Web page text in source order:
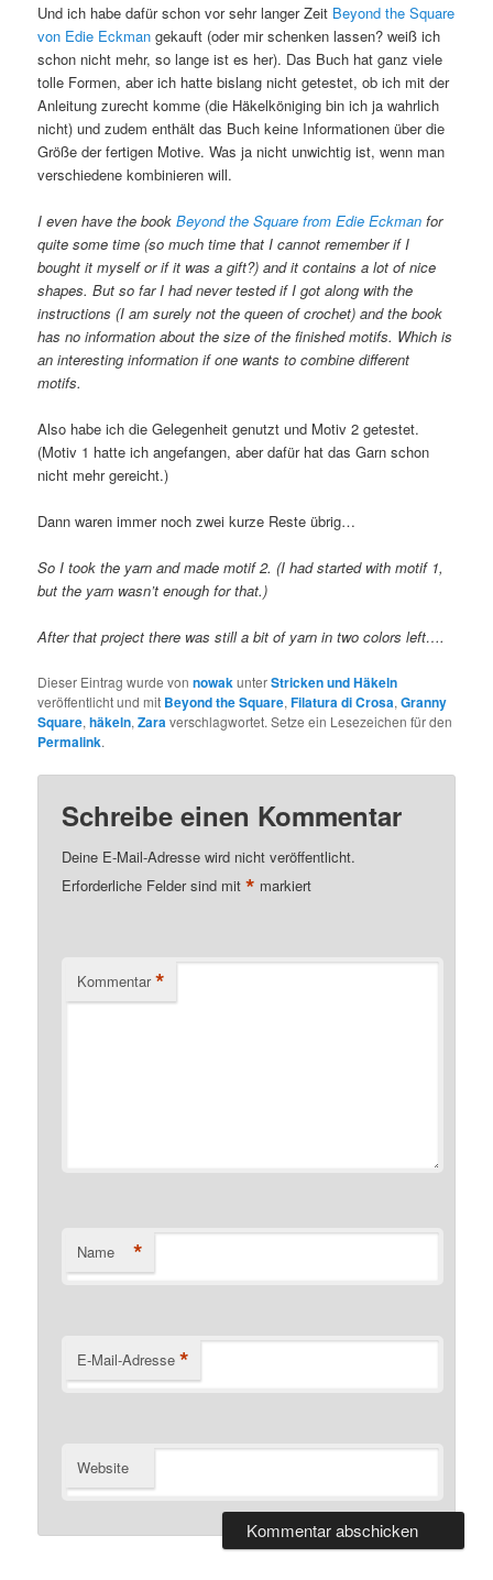
Und ich habe dafür schon vor sehr langer Zeit Beyond the Square
von Edie Eckman gekauft (oder mir schenken lassen? weiß ich
schon nicht mehr, so lange ist es her). Das Buch hat ganz viele
tolle Formen, aber ich hatte bislang nicht getestet, ob ich mit der
Anleitung zurecht komme (die Häkelköniging bin ich ja wahrlich
nicht) und zudem enthält das Buch keine Informationen über die
Größe der fertigen Motive. Was ja nicht unwichtig ist, wenn man
verschiedene kombinieren will.
I even have the bookBeyond the Square from Edie Eckman for
quite some time (so much time that I cannot remember if I
bought it myself or if it was a gift?) and it contains a lot of nice
shapes. But so far I had never tested if I got along with the
instructions (I am surely not the queen of crochet) and the book
has no information about the size of the finished motifs. Which is
an interesting information if one wants to combine different
motifs.
Also habe ich die Gelegenheit genutzt und Motiv 2 getestet.
(Motiv 1 hatte ich angefangen, aber dafür hat das Garn schon
nicht mehr gereicht.)
Dann waren immer noch zwei kurze Reste übrig…
So I took the yarn and made motif 2. (I had started with motif 1,
but the yarn wasn’t enough for that.)
After that project there was still a bit of yarn in two colors left….
Dieser Eintrag wurde vonnowak unterStricken und Häkeln
veröffentlicht und mit Beyond the Square,Filatura di Crosa,Granny
Square,häkeln,Zara verschlagwortet. Setze ein Lesezeichen für den
Permalink.
Schreibe einen Kommentar
Deine E-Mail-Adresse wird nicht veröffentlicht.
Erforderliche Felder sind mit* markiert
Kommentar *
Name *
E-Mail-Adresse *
Website